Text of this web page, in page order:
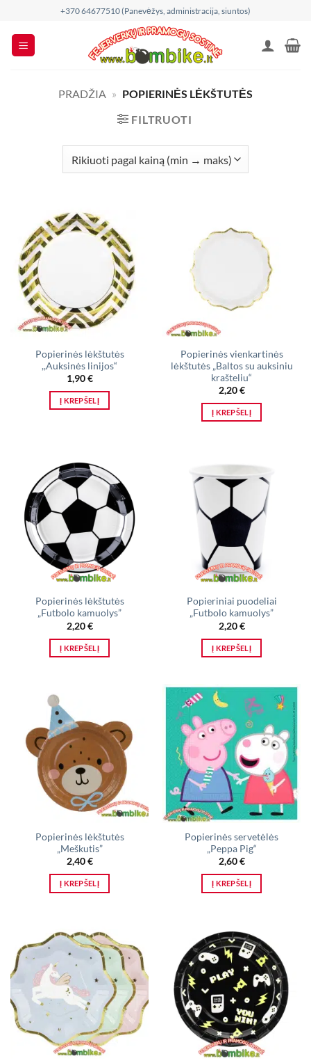
content
+370 64677510 (Panevėžys, administracija, siuntos)
PRADŽIA » POPIERINĖS LĖKŠTUTĖS
FILTRUOTI
Popierinės lėkštutės
,,Auksinės linijos“
1,90€
Į KREPŠELĮ
Popierinės vienkartinės
lėkštutės „Baltos su auksiniu
krašteliu“
2,20€
Į KREPŠELĮ
Popierinės lėkštutės
„Futbolo kamuolys”
2,20€
Į KREPŠELĮ
Popieriniai puodeliai
„Futbolo kamuolys”
2,20€
Į KREPŠELĮ
Popierinės lėkštutės
„Meškutis”
2,40€
Į KREPŠELĮ
Popierinės servetėlės
„Peppa Pig“
2,60€
Į KREPŠELĮ